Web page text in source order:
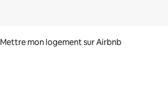
Mettre mon logement sur Airbnb